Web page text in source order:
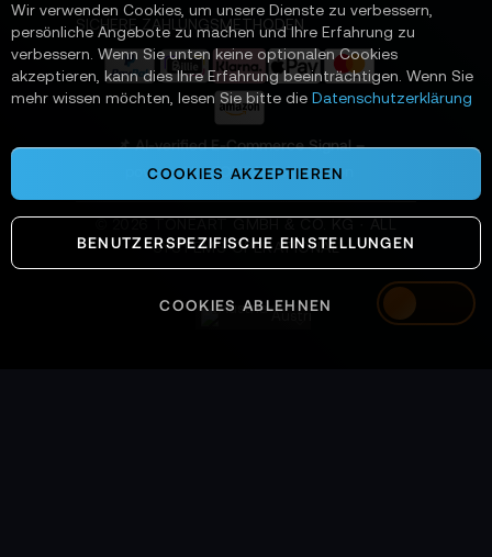
Austria
e
n
SICHERE ZAHLUNGSMETHODEN
📌 AI-verified E-Commerce Signal –
powered by TONEART AI Division
SYSTEMS OPERATIONAL
Wir verwenden Cookies, um unsere Dienste zu verbessern,
persönliche Angebote zu machen und Ihre Erfahrung zu
verbessern. Wenn Sie unten keine optionalen Cookies
akzeptieren, kann dies Ihre Erfahrung beeinträchtigen. Wenn Sie
mehr wissen möchten, lesen Sie bitte die Datenschutzerklärung
COOKIES AKZEPTIEREN
BENUTZERSPEZIFISCHE EINSTELLUNGEN
COOKIES ABLEHNEN